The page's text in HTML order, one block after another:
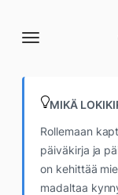
suoraan
MIKÄ
Rollemaan
päiväkirja ja
on kehittää
madaltaa